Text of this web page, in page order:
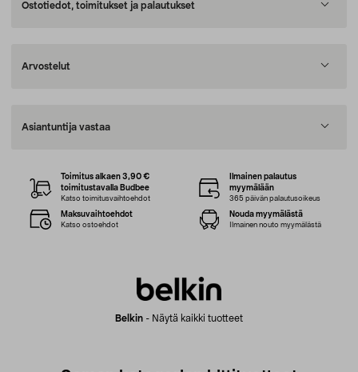
Ostotiedot, toimitukset ja palautukset
Arvostelut
Asiantuntija vastaa
Belkin - Näytä kaikki tuotteet
Toimitus alkaen 3,90 €
toimitustavalla Budbee
Katso toimitusvaihtoehdot
Ilmainen palautus
myymälään
365 päivän palautusoikeus
Maksuvaihtoehdot
Katso ostoehdot
Nouda myymälästä
Ilmainen nouto myymälästä